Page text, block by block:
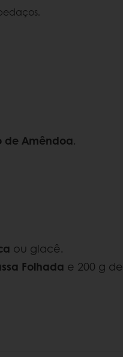
de Amêndoa.
ou glacê.
Folhada e 200 g de